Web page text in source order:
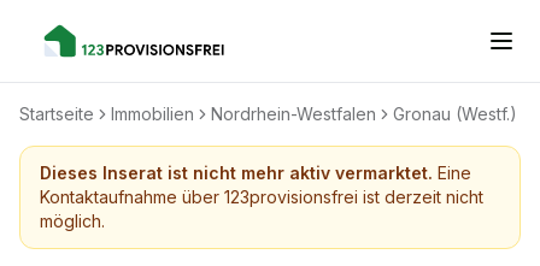
Startseite Immobilien Nordrhein-Westfalen Gronau (Westf.)
Dieses Inserat ist nicht mehr aktiv vermarktet. Eine
Kontaktaufnahme über 123provisionsfrei ist derzeit nicht
möglich.